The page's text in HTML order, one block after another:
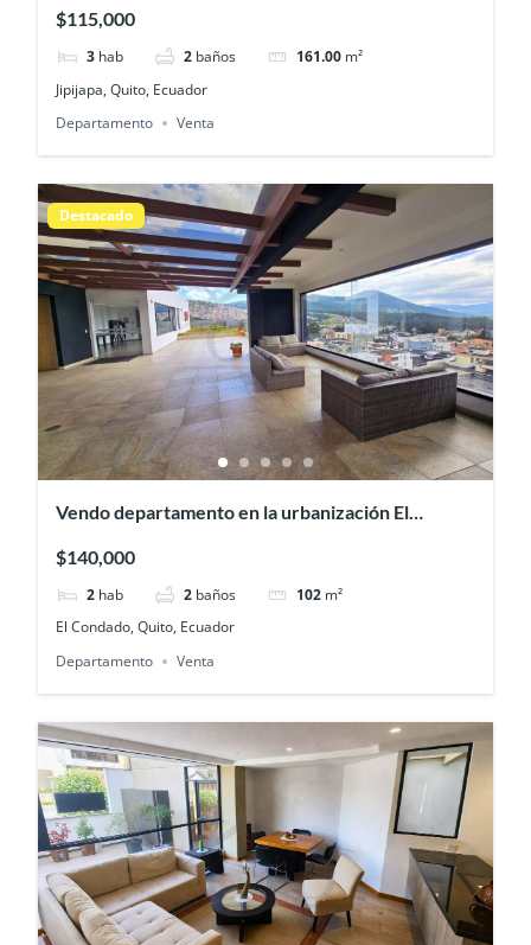
$115,000
3 hab 2 baños 161.00 m²
Jipijapa, Quito, Ecuador
Departamento
Venta
Destacado
Vendo departamento en la urbanización El
comunales
$140,000
2 hab 2 baños 102 m²
El Condado, Quito, Ecuador
Departamento
Venta